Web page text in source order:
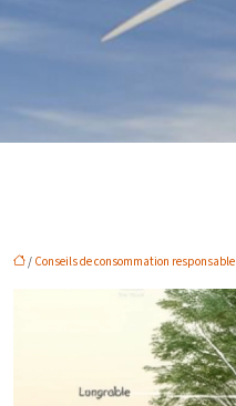
/ Conseils de consommation responsable